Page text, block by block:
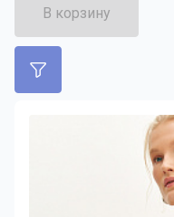
В корзину